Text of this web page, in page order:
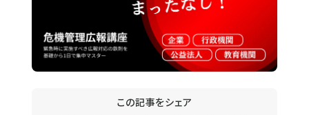
この記事をシェア